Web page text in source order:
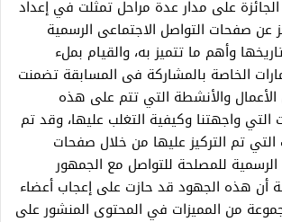
على مدار عدة مراحل تمثلت في إعداد
صفحات التواصل الاجتماعى الرسمية
وأهم ما تتميز به، والقيام بملء
الخاصة بالمشاركة فى المسابقة تضمنت
والأنشطة التي تتم على هذه
التي واجهتنا وكيفية التغلب عليها، وقد تم
التي تم التركيز عليها من خلال صفحات
الرسمية للمصلحة للتواصل مع الجمهور
أن هذه الجهود قد حازت على إعجاب أعضاء
من المميزات في المحتوى المنشور على